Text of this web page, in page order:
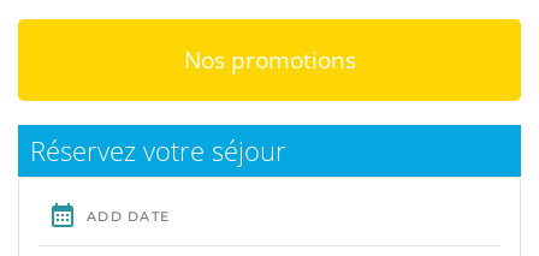
Nos promotions
Réservez votre séjour